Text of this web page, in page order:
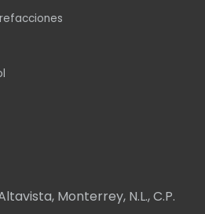
Monterrey, N.L., C.P.